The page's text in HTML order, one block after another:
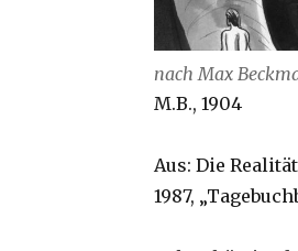
nach Max
M.B., 1904
Aus: Die
1987,